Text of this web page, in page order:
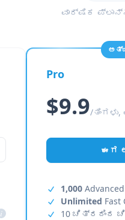
ವಾರ್ಷಿಕ
i
Pro
$9.9/
ಈಗ
1,000
Unlimited Fast
10 ಚಿತ್ರದಿಂದ